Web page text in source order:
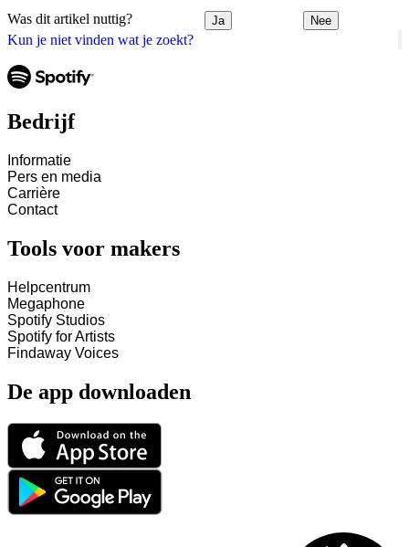
Kun je niet vinden wat je zoekt?
Was dit artikel nuttig? Ja Nee
Bedrijf
Informatie
Pers en media
Carrière
Contact
Tools voor makers
Helpcentrum
Megaphone
Spotify Studios
Spotify for Artists
Findaway Voices
De app downloaden